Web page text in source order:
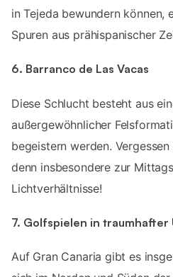
in Tejeda bewundern können,
Spuren aus prähispanischer
6. Barranco de Las Vacas
Diese Schlucht besteht aus
außergewöhnlicher
begeistern werden.
denn insbesondere zur
Lichtverhältnisse!
7. Golfspielen in traumhafter
Auf Gran Canaria gibt es